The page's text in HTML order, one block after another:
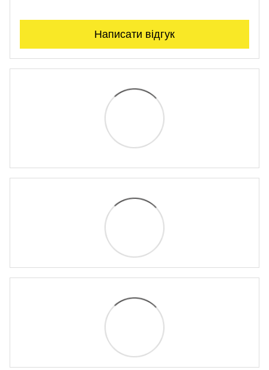
Написати відгук